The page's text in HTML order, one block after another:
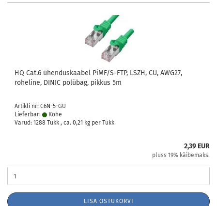
HQ Cat.6 ühenduskaabel PiMF/S-FTP, LSZH, CU, AWG27,
roheline, DINIC polübag, pikkus 5m
Artikli nr: C6N-5-GU
Lieferbar:
Kohe
Varud: 1288 Tükk , ca. 0,21 kg per Tükk
2,39 EUR
pluss 19% käibemaks.
LISA OSTUKORVI